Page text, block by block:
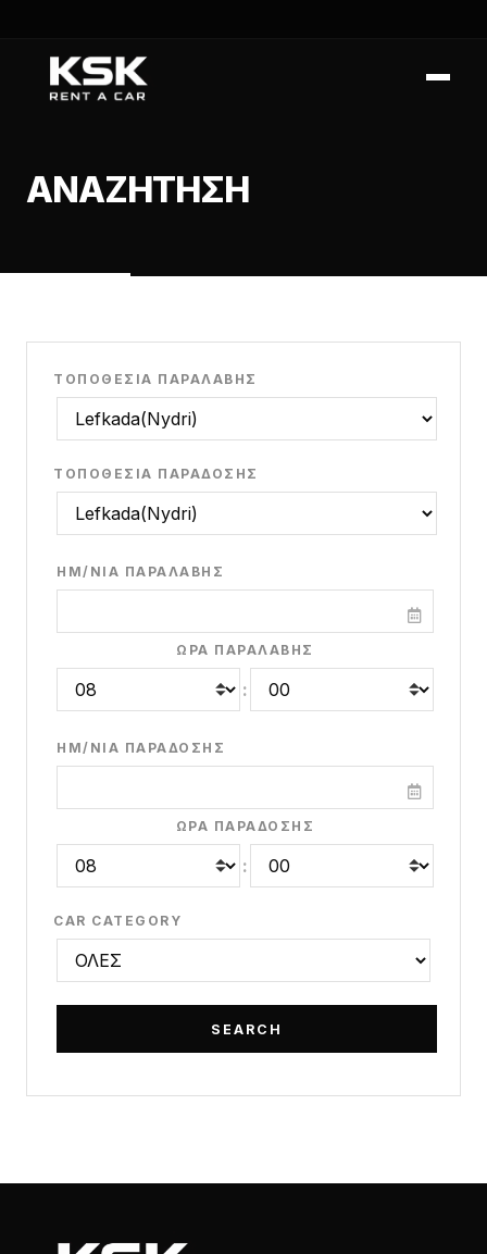
ΑΝΑΖΉΤΗΣΗ
ΤΟΠΟΘΕΣΊΑ ΠΑΡΑΛΑΒΉΣ
ΤΟΠΟΘΕΣΊΑ ΠΑΡΆΔΟΣΗΣ
ΗΜ/ΝΊΑ ΠΑΡΑΛΑΒΉΣ
ΏΡΑ ΠΑΡΑΛΑΒΉΣ
:
ΗΜ/ΝΊΑ ΠΑΡΆΔΟΣΗΣ
ΏΡΑ ΠΑΡΆΔΟΣΗΣ
:
CAR CATEGORY